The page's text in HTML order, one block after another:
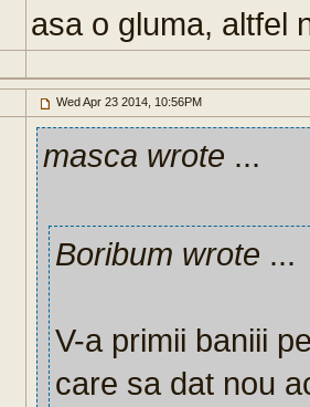
asa o gluma, altfel
Wed Apr 23 2014, 10:56PM
masca wrote ...
Boribum wrote ...
V-a primii baniii
care sa dat nou